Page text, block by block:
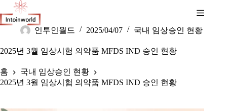
인투인월드 2025/04/07 국내 임상승인 현황
2025년 3월 임상시험 의약품 MFDS IND 승인 현황
홈
국내 임상승인 현황
2025년 3월 임상시험 의약품 MFDS IND 승인 현황